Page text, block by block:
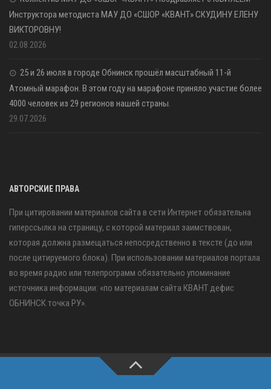
Инструктора методиста МАУ ДО «СШОР «КВАНТ» СКУДИНУ ЕЛЕНУ
ВИКТОРОВНУ!
02.08.2026
25 и 26 июля в городе Обнинск прошёл масштабный 11-й
Атомный марафон. В этом году на марафоне приняло участие более
4000 человек из 29 регионов нашей страны.
29.07.2026
АВТОРСКИЕ ПРАВА
При цитировании материалов сайта в сети Интернет обязательна
гиперссылка на страницу, с которой материал заимствован,
которая должна размещаться непосредственно в тексте (до или
после цитируемого блока). При использовании материалов портала
во время радио или телепрограмм обязательно упоминание
источника информации: «по материалам сайта КВАНТ дефис
ОБНИНСК точка РУ».